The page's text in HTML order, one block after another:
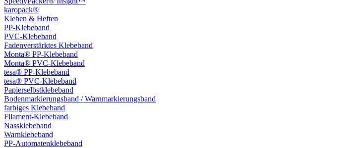
karopack®
Kleben & Heften
PP-Klebeband
PVC-Klebeband
Fadenverstärktes Klebeband
Monta® PP-Klebeband
Monta® PVC-Klebeband
tesa® PP-Klebeband
tesa® PVC-Klebeband
Papierselbstklebeband
Bodenmarkierungsband / Warnmarkierungsband
farbiges Klebeband
Filament-Klebeband
Nassklebeband
Warnklebeband
PP-Automatenklebeband